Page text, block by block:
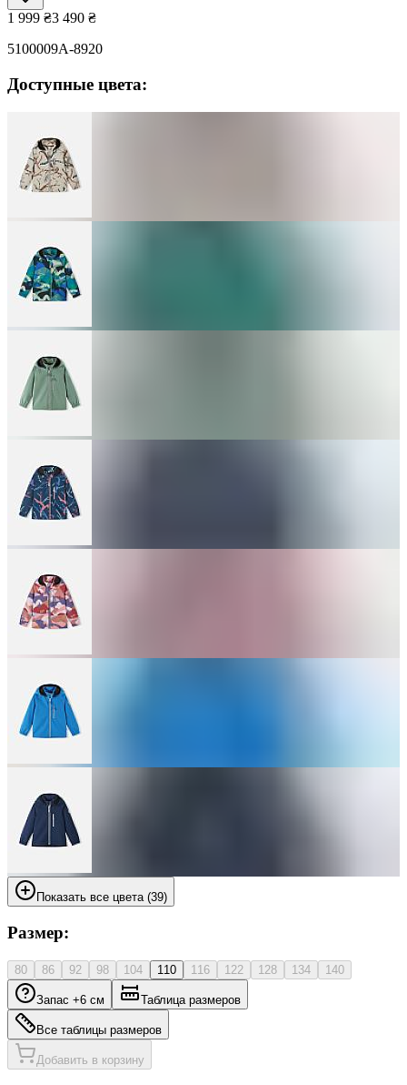
1 999 ₴3 490 ₴
5100009A-8920
Доступные цвета:
Показать все цвета (39)
Размер:
80 86 92 98 104 110 116 122 128 134 140
Запас +6 см Таблица размеров
Все таблицы размеров
Добавить в корзину